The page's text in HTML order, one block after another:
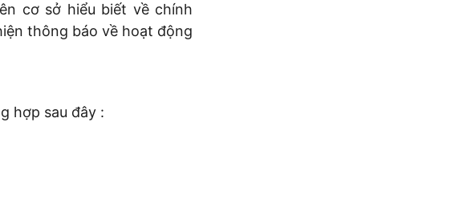
cơ sở hiểu biết về chính
thông báo về hoạt động
hợp sau đây :